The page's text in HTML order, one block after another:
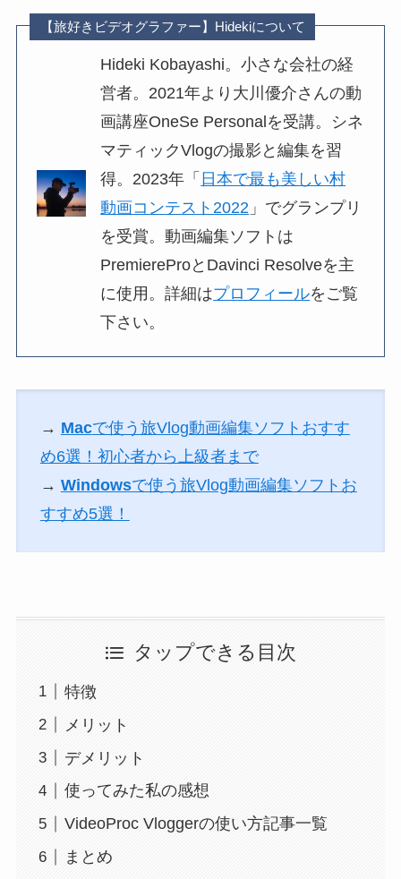
【旅好きビデオグラファー】Hidekiについて
Hideki Kobayashi。小さな会社の経
営者。2021年より大川優介さんの動
画講座OneSe Personalを受講。シネ
マティックVlogの撮影と編集を習
得。2023年「 日本で最も美しい村
動画コンテスト2022 」でグランプリ
を受賞。動画編集ソフトは
PremiereProとDavinci Resolveを主
に使用。詳細はプロフィールをご覧
下さい。
→ Macで使う旅Vlog動画編集ソフトおすす
め6選！初心者から上級者まで
→ Windowsで使う旅Vlog動画編集ソフトお
すすめ5選！
タップできる目次
特徴
メリット
デメリット
使ってみた私の感想
VideoProc Vloggerの使い方記事一覧
まとめ